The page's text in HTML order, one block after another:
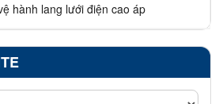
hành lang lưới điện cao áp